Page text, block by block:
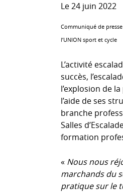
Le 24 juin 2022
Communiqué de
l’UNION sport et cycle
L’activité
succès,
l’explosion de
l’aide de ses
branche
Salles
formation
« Nous nous
marchands du
pratique sur le